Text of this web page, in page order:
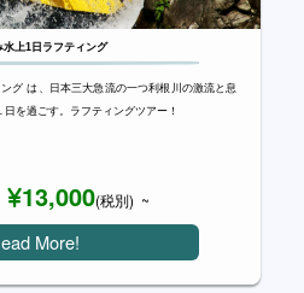
水上1日ラフティング
グ は、日本三大急流の一つ利根川の激流と息
を過ごす。ラフティングツアー！
13,000(税別) ~
More!